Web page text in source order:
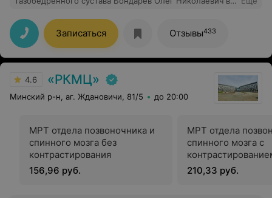
о том состоянии, которое было до! Спасибо огромное
Олегу Николаевичу и Клинике Мериси!
Записаться Отзывы433
4.6 «РКМЦ»
Минский р-н, аг. Ждановичи, 81/5 до 20:00
МРТ отдела позвоночника и
спинного мозга без
контрастирования
156,96 руб.
МРТ отдела
спинного мозга с
210,33 руб.